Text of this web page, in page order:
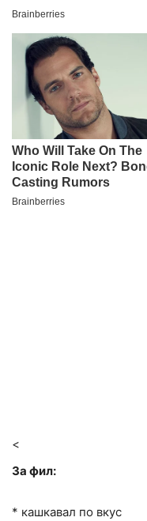
<
За фил:
* кашкавал по вкус